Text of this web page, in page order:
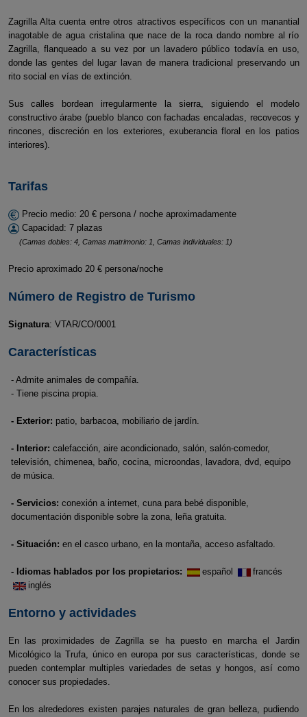
Zagrilla Alta cuenta entre otros atractivos específicos con un manantial
inagotable de agua cristalina que nace de la roca dando nombre al río
Zagrilla, flanqueado a su vez por un lavadero público todavía en uso,
donde las gentes del lugar lavan de manera tradicional preservando un
rito social en vías de extinción.
Sus calles bordean irregularmente la sierra, siguiendo el modelo
constructivo árabe (pueblo blanco con fachadas encaladas, recovecos y
rincones, discreción en los exteriores, exuberancia floral en los patios
interiores).
Tarifas
Precio medio: 20 € persona / noche aproximadamente
Capacidad: 7 plazas
(Camas dobles: 4, Camas matrimonio: 1, Camas individuales: 1)
Precio aproximado 20 € persona/noche
Número de Registro de Turismo
Signatura: VTAR/CO/0001
Características
- Admite animales de compañía.
- Tiene piscina propia.
- Exterior: patio, barbacoa, mobiliario de jardín.
- Interior: calefacción, aire acondicionado, salón, salón-comedor,
televisión, chimenea, baño, cocina, microondas, lavadora, dvd, equipo
de música.
- Servicios: conexión a internet, cuna para bebé disponible,
documentación disponible sobre la zona, leña gratuita.
- Situación: en el casco urbano, en la montaña, acceso asfaltado.
- Idiomas hablados por los propietarios: español
francés
inglés
Entorno y actividades
En las proximidades de Zagrilla se ha puesto en marcha el Jardin
Micológico la Trufa, único en europa por sus características, donde se
pueden contemplar multiples variedades de setas y hongos, así como
conocer sus propiedades.
En los alrededores existen parajes naturales de gran belleza, pudiendo